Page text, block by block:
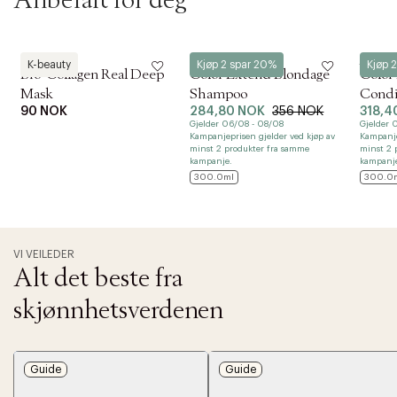
K-beauty
Biodance
Bio-Collagen Real Deep
Mask
90 NOK
Kjøp 2 spar 20%
Redken
Color Extend Blondage
Shampoo
284,80 NOK 356 NOK
Gjelder 06/08 - 08/08
Kampanjeprisen gjelder ved kjøp av
minst 2 produkter fra samme
kampanje.
300.0ml
Kjøp
Redken
Color
Gjelder
minst 2
VI VEILEDER
Alt det beste fra
skjønnhetsverdenen
Guide Guide